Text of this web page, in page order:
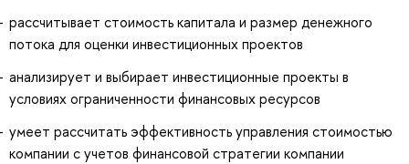
рассчитывает стоимость капитала и размер денежного
потока для оценки инвестиционных проектов
анализирует и выбирает инвестиционные проекты в
условиях ограниченности финансовых ресурсов
умеет рассчитать эффективность управления стоимостью
компании с учетов финансовой стратегии компании